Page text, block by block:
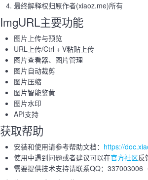
最终解释权归原作者(xiaoz.me)所有
ImgURL主要功能
图片上传与预览
URL上传/Ctrl + V粘贴上传
图片查看器、图片管理
图片自动裁剪
图片压缩
图片智能鉴黄
图片水印
API支持
获取帮助
安装和使用请参考帮助文档： https://
使用中遇到问题或者建议可以在官方社区反
需要提供技术支持请联系QQ：337003006